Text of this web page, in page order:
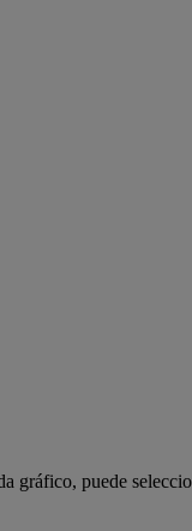
gráfico, puede